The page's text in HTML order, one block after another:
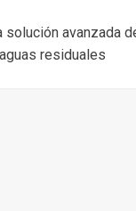
solución avanzada
residuales